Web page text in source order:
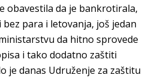
obavestila da je bankrotirala,
para i letovanja, još jedan
da hitno sprovede
i tako dodatno zaštiti
je danas Udruženje za zaštitu